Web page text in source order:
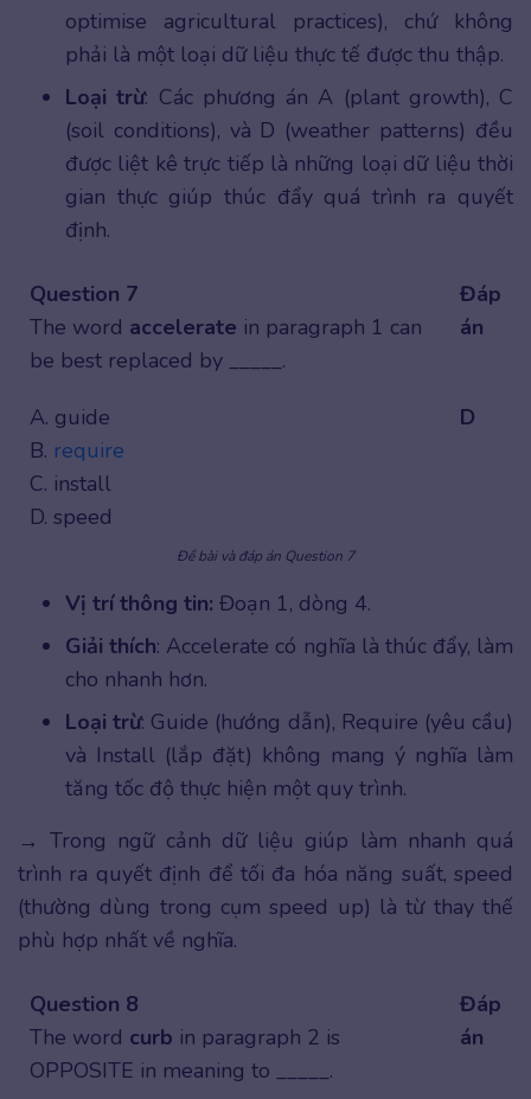
optimise agricultural practices), chứ không
phải là một loại dữ liệu thực tế được thu thập.
Loại trừ: Các phương án A (plant growth), C
(soil conditions), và D (weather patterns) đều
được liệt kê trực tiếp là những loại dữ liệu thời
gian thực giúp thúc đẩy quá trình ra quyết
định.
Question 7
The word accelerate in paragraph 1 can
be best replaced by _____.
Đáp
án
A. guide
B. require
C. install
D. speed
D
Đề bài và đáp án Question 7
Vị trí thông tin: Đoạn 1, dòng 4.
Giải thích: Accelerate có nghĩa là thúc đẩy, làm
cho nhanh hơn.
Loại trừ: Guide (hướng dẫn), Require (yêu cầu)
và Install (lắp đặt) không mang ý nghĩa làm
tăng tốc độ thực hiện một quy trình.
→ Trong ngữ cảnh dữ liệu giúp làm nhanh quá
trình ra quyết định để tối đa hóa năng suất, speed
(thường dùng trong cụm speed up) là từ thay thế
phù hợp nhất về nghĩa.
Question 8
The word curb in paragraph 2 is
OPPOSITE in meaning to _____.
Đáp
án